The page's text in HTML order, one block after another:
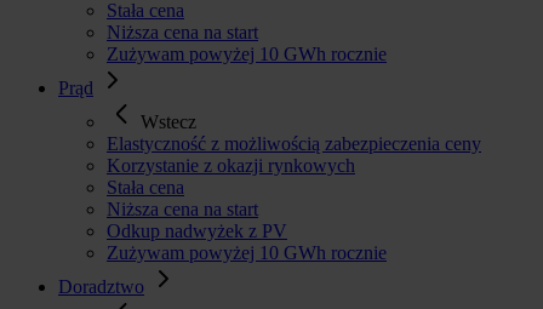
Stała cena
Niższa cena na start
Zużywam powyżej 10 GWh rocznie
Prąd
Wstecz
Elastyczność z możliwością zabezpieczenia ceny
Korzystanie z okazji rynkowych
Stała cena
Niższa cena na start
Odkup nadwyżek z PV
Zużywam powyżej 10 GWh rocznie
Doradztwo